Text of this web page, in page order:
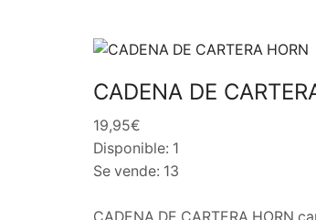
CADENA DE
19,95€
Disponible: 1
Se vende: 13